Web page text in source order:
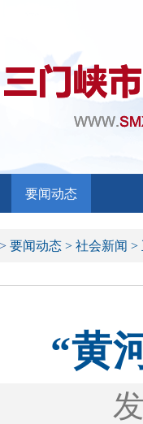
要闻动态
要闻动态 > 社会新闻 >
“黄